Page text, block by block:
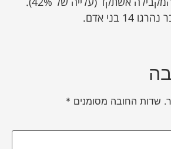
בני אדם.
שדות החובה מסומנים *